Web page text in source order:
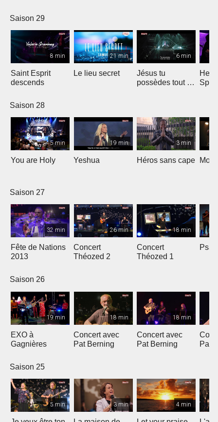
Saison 29
8 min
Saint Esprit
descends
21 min
Le lieu secret
6 min
Jésus tu
possèdes tout en
He
Saison 28
5 min
You are Holy
19 min
Yeshua
3 min
Héros sans cape Moi
Saison 27
32 min
Fête de Nations
2013
26 min
Concert
Théozed 2
18 min
Concert
Théozed 1
Saison 26
19 min
EXO à
Gagnières
18 min
Concert avec
Pat Berning
18 min
Concert avec
Pat Berning
Pat
Saison 25
5 min 3 min 4 min